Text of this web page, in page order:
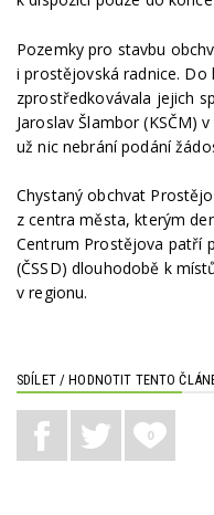
Pozemky pro stavbu
i prostějovská radnice.
zprostředkovávala jejich
Jaroslav Šlambor (KSČM)
už nic nebrání podání
Chystaný obchvat
z centra města, kterým
Centrum Prostějova patří
(ČSSD) dlouhodobě k
v regionu.
SDÍLET / HODNOTIT TENTO
0